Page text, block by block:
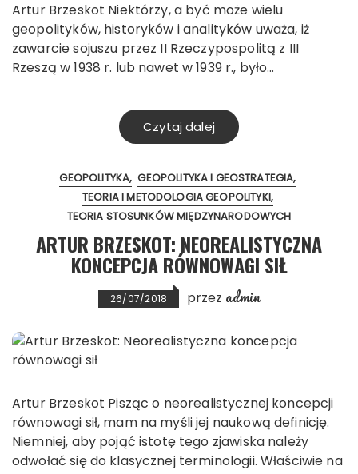
Artur Brzeskot Niektórzy, a być może wielu
geopolityków, historyków i analityków uważa, iż
zawarcie sojuszu przez II Rzeczypospolitą z III
Rzeszą w 1938 r. lub nawet w 1939 r., było…
Czytaj dalej
GEOPOLITYKA GEOPOLITYKA I GEOSTRATEGIA
TEORIA I METODOLOGIA GEOPOLITYKI
TEORIA STOSUNKÓW MIĘDZYNARODOWYCH
ARTUR BRZESKOT: NEOREALISTYCZNA
KONCEPCJA RÓWNOWAGI SIŁ
26/07/2018 przez admin
Artur Brzeskot Pisząc o neorealistycznej koncepcji
równowagi sił, mam na myśli jej naukową definicję.
Niemniej, aby pojąć istotę tego zjawiska należy
odwołać się do klasycznej terminologii. Właściwie na